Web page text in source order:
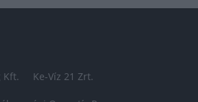
Kft. Ke-Víz 21 Zrt.